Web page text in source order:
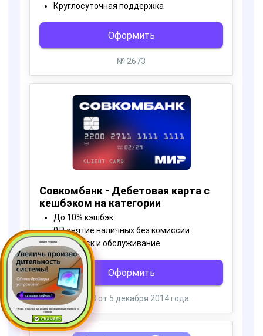
Пора для Апгрейда
Ресурс, открытый для раздачи роста производительности ус
тройств